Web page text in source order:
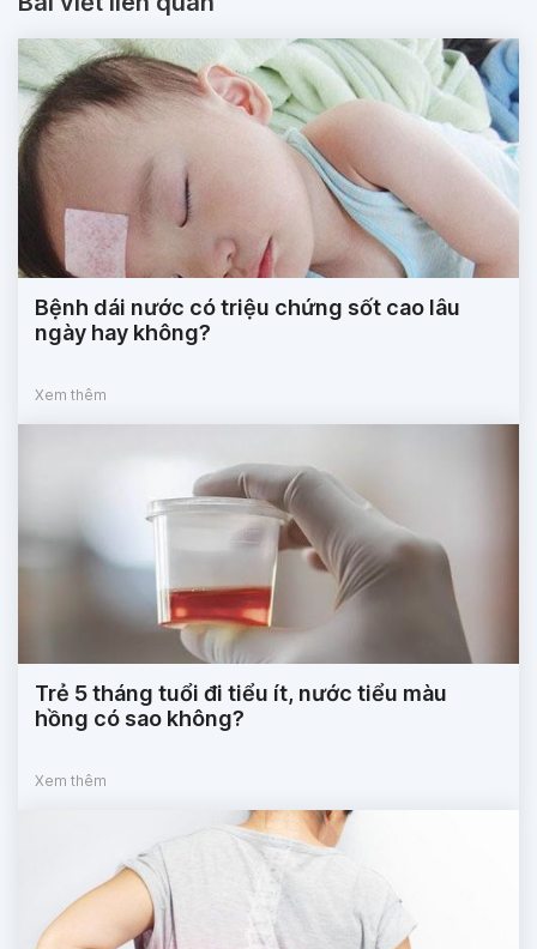
Bệnh dái nước có triệu chứng sốt cao lâu
ngày hay không?
Xem thêm
Trẻ 5 tháng tuổi đi tiểu ít, nước tiểu màu
hồng có sao không?
Xem thêm